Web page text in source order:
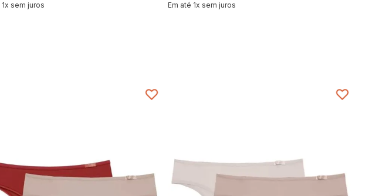
1x sem juros Em até 1x sem juros